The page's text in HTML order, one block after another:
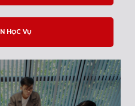
HỌC VỤ